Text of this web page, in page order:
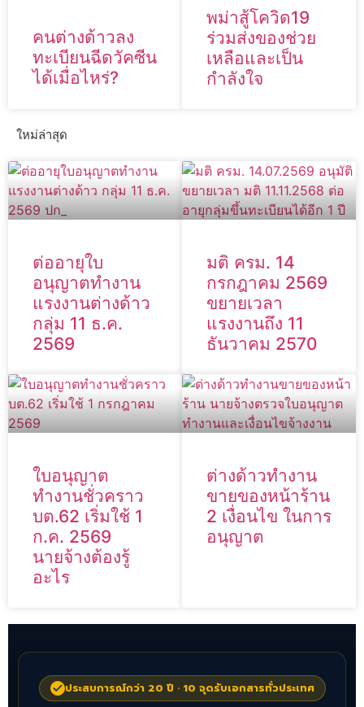
คนต่างด้าวลง
ทะเบียนฉีดวัคซีน
ได้เมื่อไหร่?
พม่าสู้โควิด19
ร่วมส่งของช่วย
เหลือและเป็น
กำลังใจ
ใหม่ล่าสุด
ต่ออายุใบ
อนุญาตทำงาน
แรงงานต่างด้าว
กลุ่ม 11 ธ.ค.
2569
มติ ครม. 14
กรกฎาคม 2569
ขยายเวลา
แรงงานถึง 11
ธันวาคม 2570
ใบอนุญาต
ทำงานชั่วคราว
บต.62 เริ่มใช้ 1
ก.ค. 2569
นายจ้างต้องรู้
อะไร
ต่างด้าวทำงาน
ขายของหน้าร้าน
2 เงื่อนไข ในการ
อนุญาต
ประสบการณ์กว่า 20 ปี · 10 จุดรับเอกสารทั่วประเทศ